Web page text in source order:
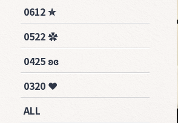
0612 ✮
0522 ✿
0425 ʚɞ
0320 ❤︎
ALL